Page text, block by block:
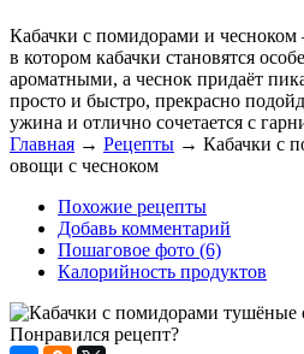
Кабачки с помидорами и
в котором кабачки становятся
ароматными, а чеснок придаёт
просто и быстро, прекрасно
ужина и отлично сочетается с
Главная → Рецепты → Кабачки с
овощи с чесноком
Похожие рецепты
Добавь комментарий
Пошаговое фото (6)
Калорийность продуктов
Понравился рецепт?